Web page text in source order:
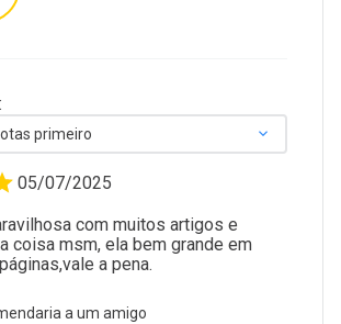
primeiro
05/07/2025
com muitos artigos e
coisa msm, ela bem grande em
a pena.
a um amigo